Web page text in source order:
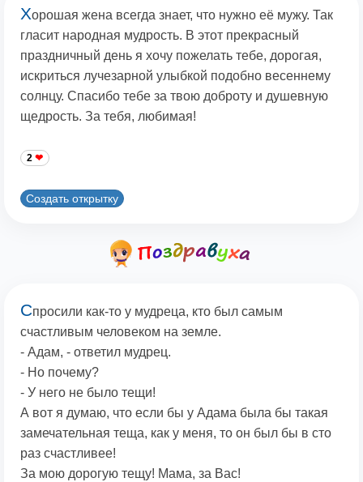
Хорошая жена всегда знает, что нужно её мужу. Так
гласит народная мудрость. В этот прекрасный
праздничный день я хочу пожелать тебе, дорогая,
искриться лучезарной улыбкой подобно весеннему
солнцу. Спасибо тебе за твою доброту и душевную
щедрость. За тебя, любимая!
2
Создать открытку
Спросили как-то у мудреца, кто был самым
счастливым человеком на земле.
- Адам, - ответил мудрец.
- Но почему?
- У него не было тещи!
А вот я думаю, что если бы у Адама была бы такая
замечательная теща, как у меня, то он был бы в сто
раз счастливее!
За мою дорогую тещу! Мама, за Вас!